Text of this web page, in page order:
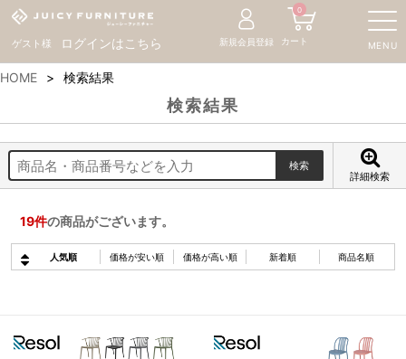
ゲスト様 ログインはこちら MENU
新規会員登録 カート
0
HOME 検索結果
検索結果
詳細検索
19件の商品がございます。
人気順 価格が安い順 価格が高い順 新着順 商品名順